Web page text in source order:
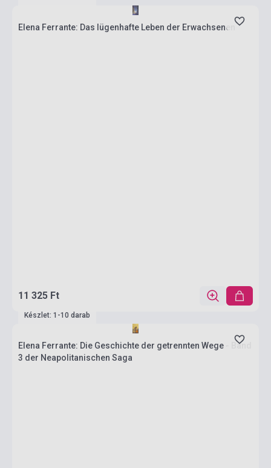
Elena Ferrante: Das lügenhafte Leben der Erwachsenen
11 325 Ft
Készlet: 1-10 darab
Elena Ferrante: Die Geschichte der getrennten Wege - Band
3 der Neapolitanischen Saga